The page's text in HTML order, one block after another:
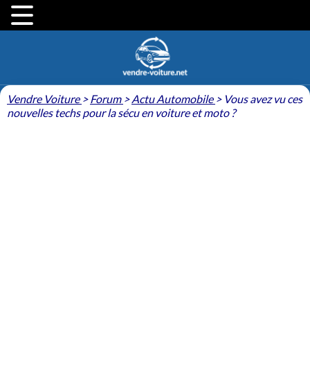
Vendre Voiture > Forum >Actu Automobile > Vous avez vu ces
nouvelles techs pour la sécu en voiture et moto ?